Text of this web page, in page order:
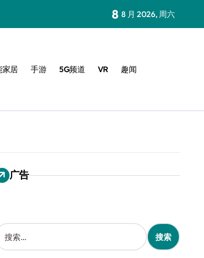
8 8 月 2026, 周六
家居 手游 5G频道 VR 趣闻
广告